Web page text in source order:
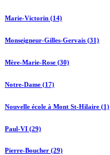
Marie-Victorin (14)
Monseigneur-Gilles-Gervais (31)
Mère-Marie-Rose (30)
Notre-Dame (17)
Nouvelle école à Mont St-Hilaire (1)
Paul-VI (29)
Pierre-Boucher (29)